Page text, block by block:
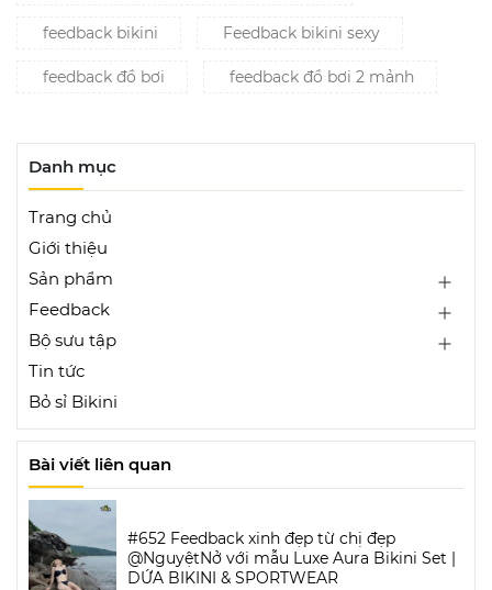
feedback bikini Feedback bikini sexy
feedback đồ bơi feedback đồ bơi 2 mảnh
Danh mục
Trang chủ
Giới thiệu
Sản phẩm
Feedback
Bộ sưu tập
Tin tức
Bỏ sỉ Bikini
Bài viết liên quan
#652 Feedback xinh đẹp từ chị đẹp
@NguyệtNở với mẫu Luxe Aura Bikini Set |
DỨA BIKINI & SPORTWEAR